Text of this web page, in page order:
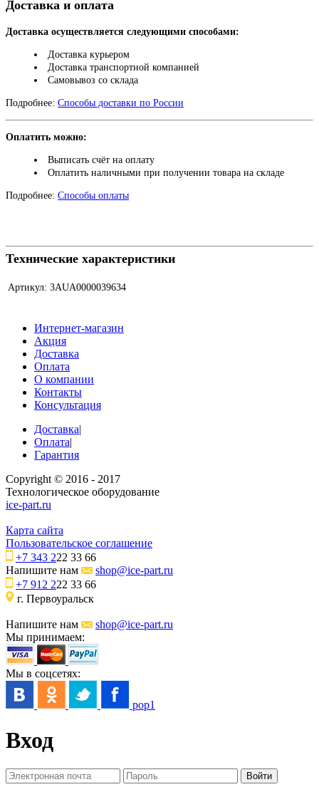
Доставка и оплата
Доставка осуществляется следующими способами:
Доставка курьером
Доставка транспортной компанией
Самовывоз со склада
Подробнее: Способы доставки по России
Оплатить можно:
Выписать счёт на оплату
Оплатить наличными при получении товара на складе
Подробнее: Способы оплаты
Технические характеристики
Артикул: 3AUA0000039634
Интернет-магазин
Акция
Доставка
Оплата
О компании
Контакты
Консультация
Доставка|
Оплата|
Гарантия
Copyright © 2016 - 2017
Технологическое оборудование
ice-part.ru
Карта сайта
Пользовательское соглашение
+7 343 222 33 66
Напишите нам
shop@ice-part.ru
+7 912 222 33 66
г. Первоуральск
Напишите нам
shop@ice-part.ru
Мы принимаем:
Мы в соцсетях:
pop1
Вход